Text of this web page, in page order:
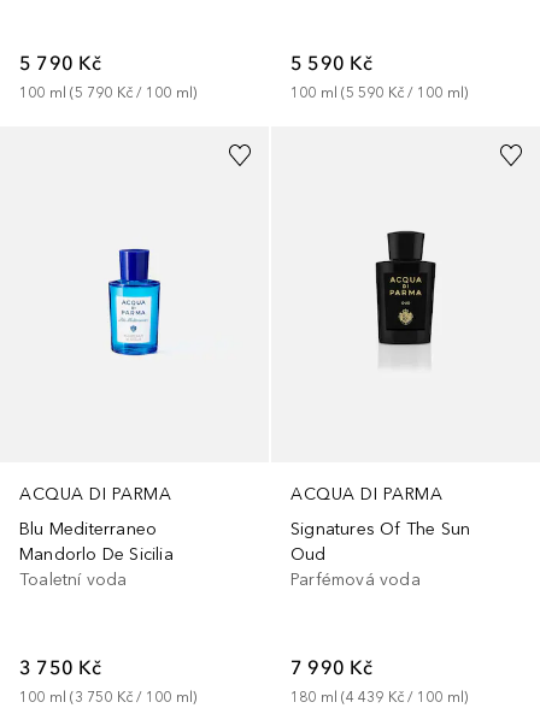
5 790 Kč
100 ml (5 790 Kč / 100 ml)
5 590 Kč
100 ml (5 590 Kč / 100 ml)
ACQUA DI PARMA
Blu Mediterraneo
Mandorlo De Sicilia
Toaletní voda
3 750 Kč
100 ml (3 750 Kč / 100 ml)
ACQUA DI PARMA
Signatures Of The Sun
Oud
Parfémová voda
7 990 Kč
180 ml (4 439 Kč / 100 ml)